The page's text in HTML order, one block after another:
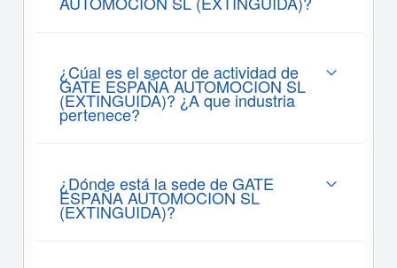
¿Cúal es el sector de actividad de
GATE ESPAÑA AUTOMOCION SL
(EXTINGUIDA)? ¿A que industria
pertenece?
¿Dónde está la sede de GATE
ESPAÑA AUTOMOCION SL
(EXTINGUIDA)?